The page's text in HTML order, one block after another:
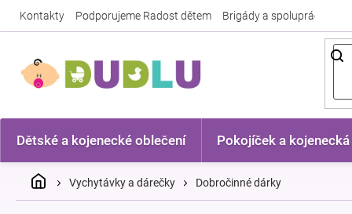
Kontakty Podporujeme Radost dětem Brigády a spolupráce
Dětské a kojenecké oblečení Pokojíček a kojenecká
DomůVychytávky a dárečky Dobročinné dárky